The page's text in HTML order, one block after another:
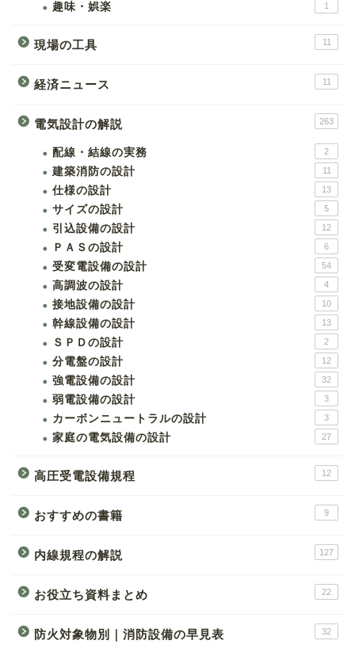
趣味・娯楽 1
現場の工具 11
経済ニュース 11
電気設計の解説 263
配線・結線の実務 2
建築消防の設計 11
仕様の設計 13
サイズの設計 5
引込設備の設計 12
ＰＡＳの設計 6
受変電設備の設計 54
高調波の設計 4
接地設備の設計 10
幹線設備の設計 13
ＳＰＤの設計 2
分電盤の設計 12
強電設備の設計 32
弱電設備の設計 3
カーボンニュートラルの設計 3
家庭の電気設備の設計 27
高圧受電設備規程 12
おすすめの書籍 9
内線規程の解説 127
お役立ち資料まとめ 22
防火対象物別｜消防設備の早見表 32